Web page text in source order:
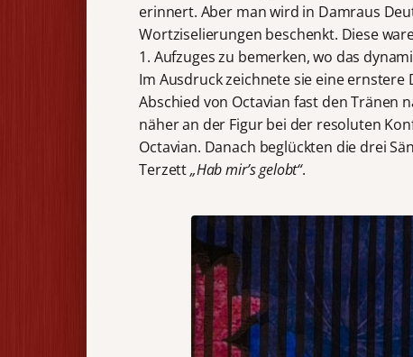
erinnert. Aber man wird in Damraus
Wortziselierungen beschenkt. Diese
1. Aufzuges zu bemerken, wo das
Im Ausdruck zeichnete sie eine
Abschied von Octavian fast den Tränen
näher an der Figur bei der resoluten
Octavian. Danach beglückten die drei
Terzett„Hab mir’s gelobt“.